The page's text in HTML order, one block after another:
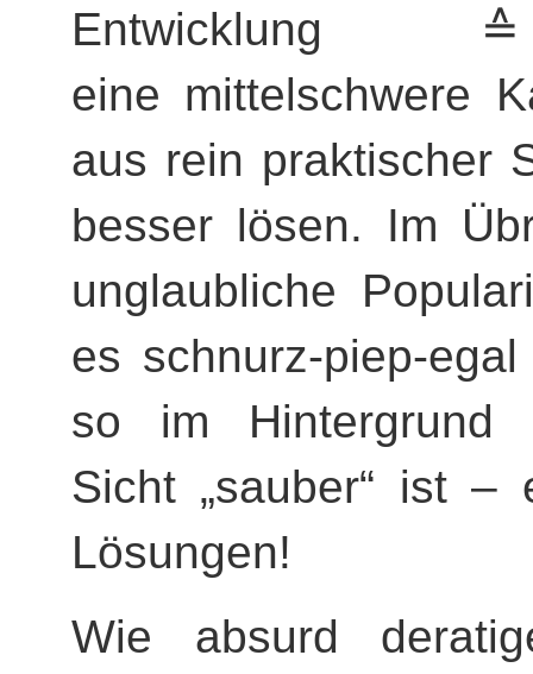
eine mittelschwere
aus rein praktischer
besser lösen. Im
unglaubliche
es schnurz-piep-
so im Hintergrund
Sicht „sauber“ ist –
Lösungen!
Wie absurd